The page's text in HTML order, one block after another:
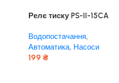
Релє тиску PS-II-15CA
Водопостачання,
Автоматика, Насоси
199 ₴